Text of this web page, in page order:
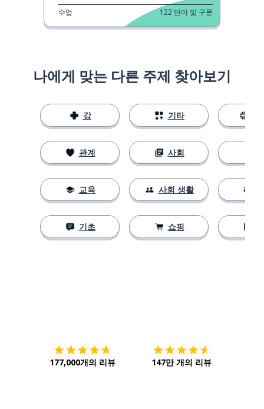
수업 122 단어 및 구문
나에게 맞는 다른 주제 찾아보기
강
관계
교육
기초
기타
사회
사회 생활
쇼핑
177,000개의 리뷰 147만 개의 리뷰